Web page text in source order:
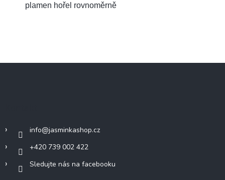
plamen hořel rovnoměrně
info@jasminkashop.cz
+420 739 002 422
Sledujte nás na facebooku